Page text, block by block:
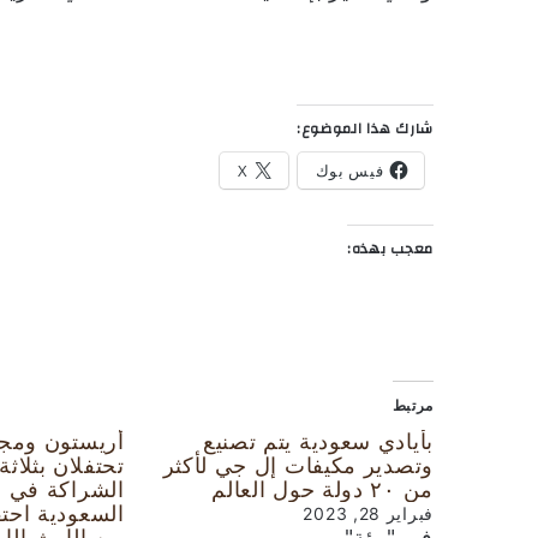
شارك هذا الموضوع:
فيس بوك X
معجب بهذه:
مرتبط
بأيادي سعودية يتم تصنيع
وتصدير مكيفات إل جي لأكثر
من ٢٠ دولة حول العالم
فبراير 28, 2023
أريستون
تحتفلان
الشراكة في
السعودية